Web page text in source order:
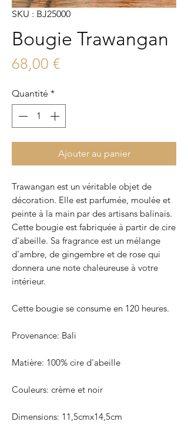
SKU : BJ25000
Bougie Trawangan
68,00 €Prix
Quantité *
Ajouter au panier
Trawangan est un véritable objet de
décoration. Elle est parfumée, moulée et
peinte à la main par des artisans balinais.
Cette bougie est fabriquée à partir de cire
d'abeille. Sa fragrance est un mélange
d'ambre, de gingembre et de rose qui
donnera une note chaleureuse à votre
intérieur.
Cette bougie se consume en 120 heures.
Provenance: Bali
Matière: 100% cire d'abeille
Couleurs: crème et noir
Dimensions: 11,5cmx14,5cm